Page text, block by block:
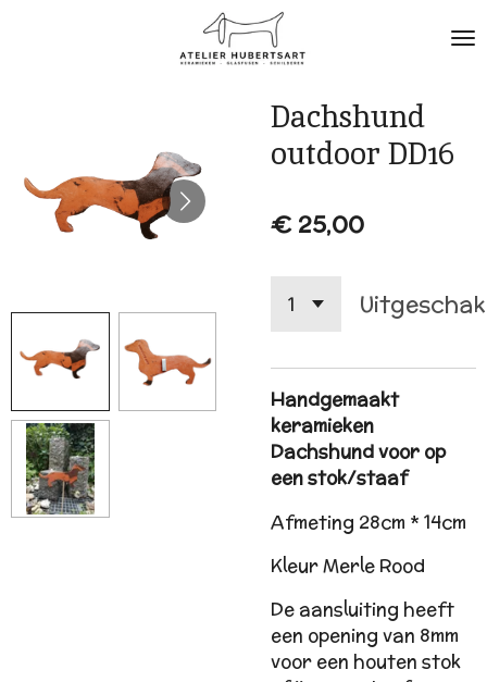
Dachshund
outdoor DD16
€ 25,00
Handgemaakt
keramieken
Dachshund voor op
een stok/staaf
Afmeting 28cm * 14cm
Kleur Merle Rood
De aansluiting heeft
een opening van 8mm
voor een houten stok